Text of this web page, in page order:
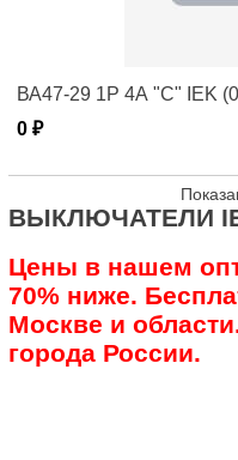
ВА47-29 1Р 4А "C" IEK
0 ₽
ВЫКЛЮЧАТЕЛИ
Цены в нашем
70% ниже.
Москве и
города России.